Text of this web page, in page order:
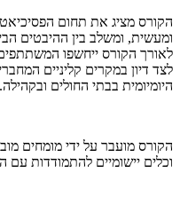
הקורס מציג את תחום
ומעשית, ומשלב בין ההיבטים
לאורך הקורס ייחשפו
לצד דיון במקרים קליניים
היומיומית בבתי החולים ובקהילה.
הקורס מועבר על ידי מומחים
וכלים יישומיים להתמודדות עם